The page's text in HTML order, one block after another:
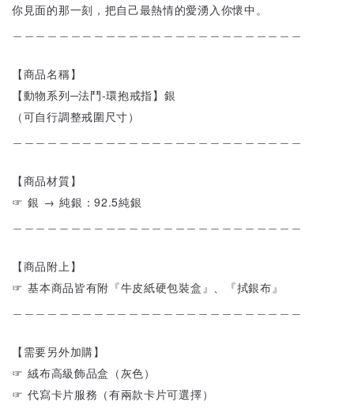
你見面的那一刻，把自己最熱情的愛湧入你懷中。
【商品名稱】
【動物系列─法鬥-環抱戒指】銀
（可自行調整戒圍尺寸）
【商品材質】
☞ 銀 → 純銀：92.5純銀
【商品附上】
☞ 基本商品皆有附『牛皮紙硬包裝盒』、『拭銀布』
【需要另外加購】
☞ 絨布高級飾品盒（灰色）
☞ 代寫卡片服務（有兩款卡片可選擇）